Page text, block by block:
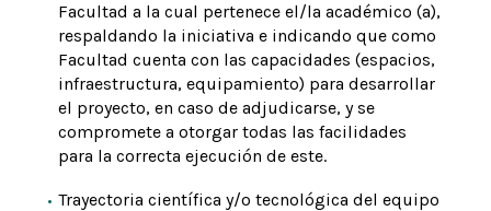
Facultad a la cual pertenece el/la académico (a),
respaldando la iniciativa e indicando que como
Facultad cuenta con las capacidades (espacios,
infraestructura, equipamiento) para desarrollar
el proyecto, en caso de adjudicarse, y se
compromete a otorgar todas las facilidades
para la correcta ejecución de este.
Trayectoria científica y/o tecnológica del equipo